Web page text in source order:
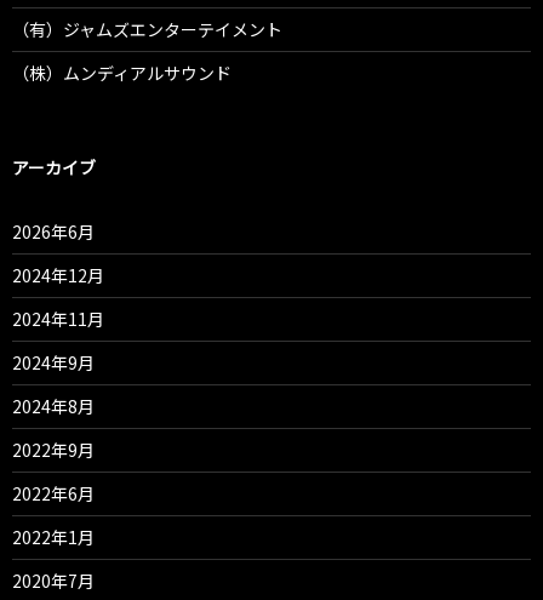
（有）ジャムズエンターテイメント
（株）ムンディアルサウンド
アーカイブ
2026年6月
2024年12月
2024年11月
2024年9月
2024年8月
2022年9月
2022年6月
2022年1月
2020年7月